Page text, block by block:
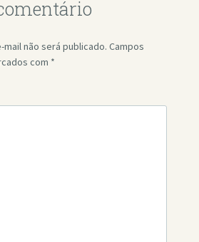
não será publicado. Campos
com *